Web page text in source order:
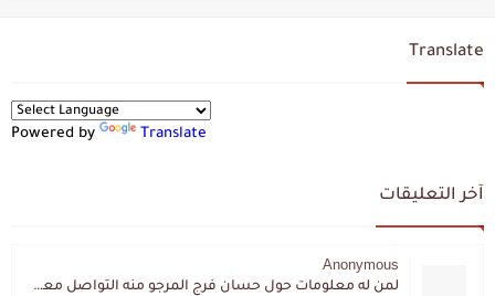
Translate
Powered by Translate
آخر التعليقات
Anonymous
لمن له معلومات حول حسان فرج المرجو منه التواصل معي لقد اختفى تماما و كانت لي به علاقة تواصل خاصة